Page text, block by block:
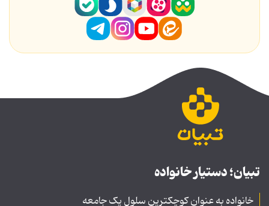
تبیان؛ دستیار خانواده
خانواده به عنوان کوچکترین سلول یک جامعه